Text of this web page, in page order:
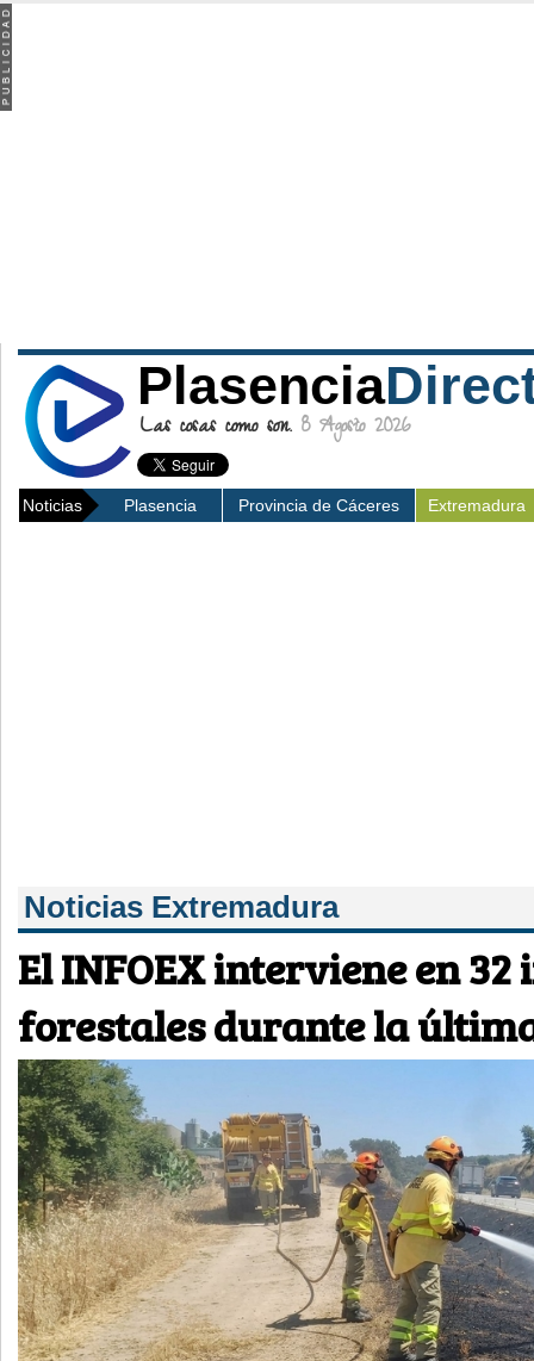
Plasencia
Las cosas como son. 8 Agosto 2026
Noticias Plasencia Provincia de Cáceres Extremadura
Noticias Extremadura
El INFOEX interviene en 32
forestales durante la